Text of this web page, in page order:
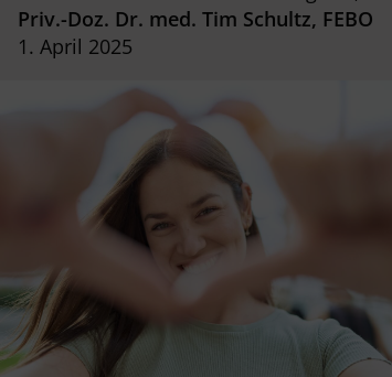
die Herausforderung. Besonders beim
können eingeschränkte Sicht und
Blendempfindlichkeit zu einem echten
werden. In diesem Beitrag
Ihnen Priv.-Doz. Dr. med. Johannes
die häufigsten Ursachen für
Sehen bei Nacht und Nässe, zeigen
auf und stellen…
Priv.-Doz. Dr. med. Tim Schultz, FEBO
1. April 2025